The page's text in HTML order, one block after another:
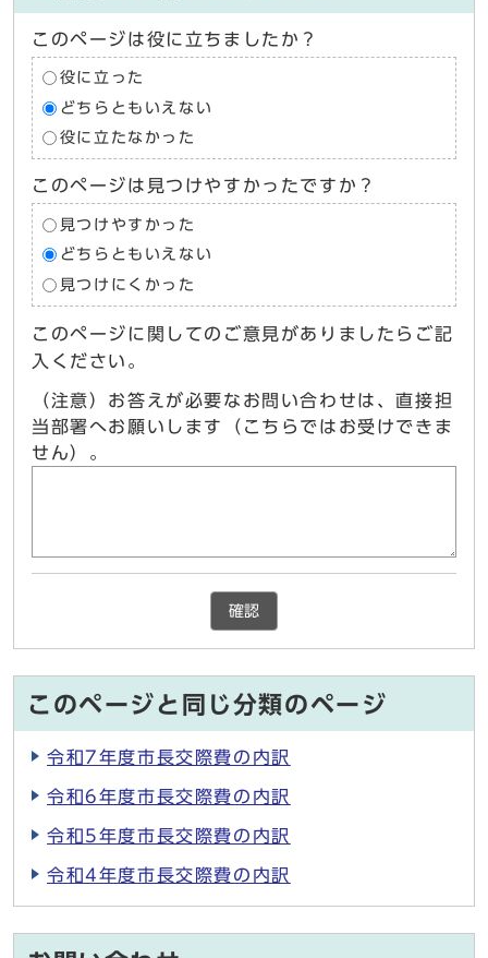
このページは役に立ちましたか？
役に立った
どちらともいえない
役に立たなかった
このページは見つけやすかったですか？
見つけやすかった
どちらともいえない
見つけにくかった
このページに関してのご意見がありましたらご記
入ください。
（注意）お答えが必要なお問い合わせは、直接担
当部署へお願いします（こちらではお受けできま
せん）。
確認
このページと同じ分類のページ
令和7年度市長交際費の内訳
令和6年度市長交際費の内訳
令和5年度市長交際費の内訳
令和4年度市長交際費の内訳